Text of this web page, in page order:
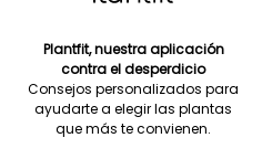
Plantfit, nuestra aplicación
contra el desperdicio
Consejos personalizados para
ayudarte a elegir las plantas
que más te convienen.